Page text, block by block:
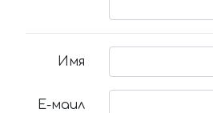
Имя
Е-маил